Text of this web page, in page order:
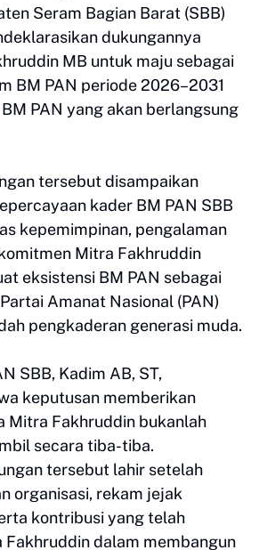
Seram Bagian Barat (SBB)
dukungannya
MB untuk maju sebagai
BM PAN periode 2026–2031
PAN yang akan berlangsung
tersebut disampaikan
kader BM PAN SBB
kepemimpinan, pengalaman
Mitra Fakhruddin
eksistensi BM PAN sebagai
Amanat Nasional (PAN)
pengkaderan generasi muda.
SBB, Kadim AB, ST,
keputusan memberikan
Mitra Fakhruddin bukanlah
secara tiba-tiba.
tersebut lahir setelah
organisasi, rekam jejak
kontribusi yang telah
dalam membangun